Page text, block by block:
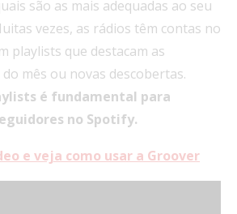
são as mais adequadas ao seu
vezes, as rádios têm contas no
playlists que destacam as
mês ou novas descobertas.
é fundamental para
no Spotify.
e veja como usar a Groover